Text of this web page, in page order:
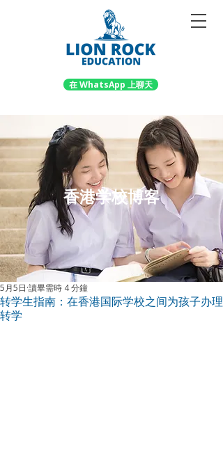
在 WhatsApp 上聊天
香港学校博客
转学生指南：在香港国际学校之间为孩子办理
转学
5月5日 讀畢需時 4 分鐘